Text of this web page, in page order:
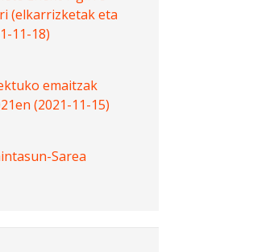
(elkarrizketak eta
11-18)
emaitzak
(2021-11-15)
Sarea